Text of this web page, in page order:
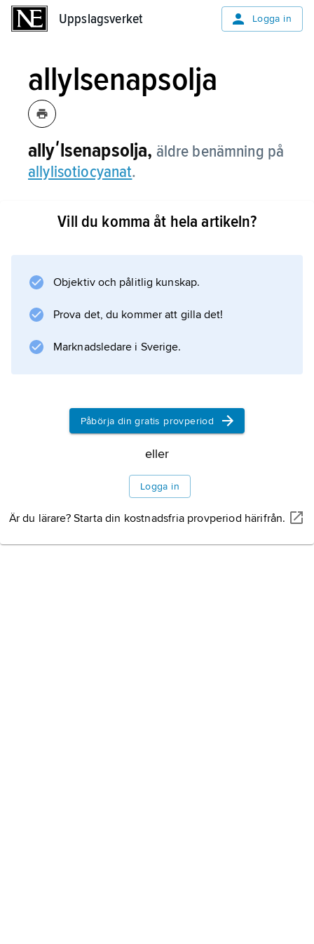
Uppslagsverket Logga in
allylsenapsolja
allyʹlsenapsolja, äldre benämning på
allylisotiocyanat.
Vill du komma åt hela artikeln?
Objektiv och pålitlig kunskap.
Prova det, du kommer att gilla det!
Marknadsledare i Sverige.
Påbörja din gratis provperiod
eller
Logga in
Är du lärare? Starta din kostnadsfria provperiod härifrån.